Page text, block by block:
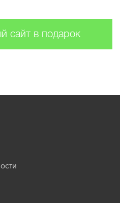
сайт в подарок